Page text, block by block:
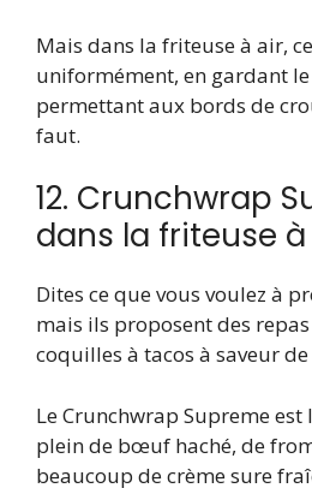
Mais dans la friteuse à air,
uniformément, en gardant
permettant aux bords de
faut.
12. Crunchwrap
dans la friteuse
Dites ce que vous voulez à
mais ils proposent des
coquilles à tacos à saveur
Le Crunchwrap Supreme est
plein de bœuf haché, de
beaucoup de crème sure